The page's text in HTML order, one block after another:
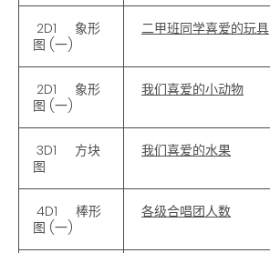
2D1 象形
图 (一)
二甲班同学喜爱的玩具
2D1 象形
图 (一)
我们喜爱的小动物
3D1 方块
图
我们喜爱的水果
4D1 棒形
图 (一)
各级合唱团人数